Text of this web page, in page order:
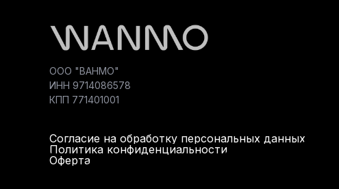
Согласие на обработку персональных данных
Политика конфиденциальности
Оферта
ООО "ВАНМО"
ИНН 9714086578
КПП 771401001